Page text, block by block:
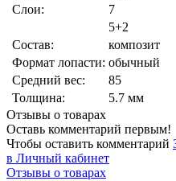
Слои:
7
5+2
Состав:
композит
Формат лопасти: обычный
Средний вес:
85
Толщина:
5.7 мм
Отзывы о товарах
Оставь комментарий первым!
Чтобы оставить комментарий
в Личный кабинет
Отзывы о товарах